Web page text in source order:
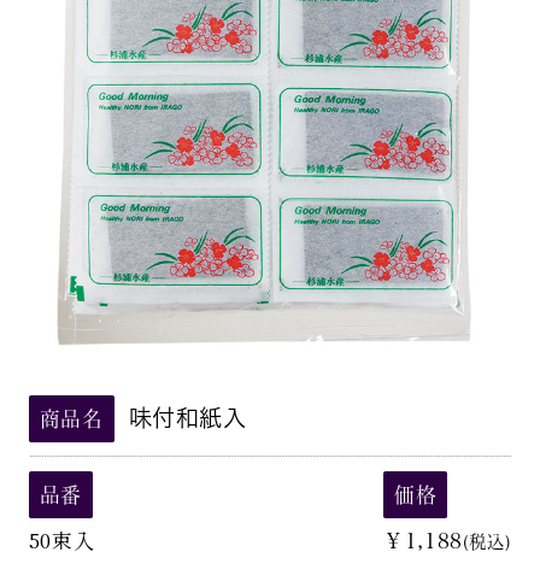
商品名 味付和紙入
品番
50束入
価格
￥1,188 (税込)